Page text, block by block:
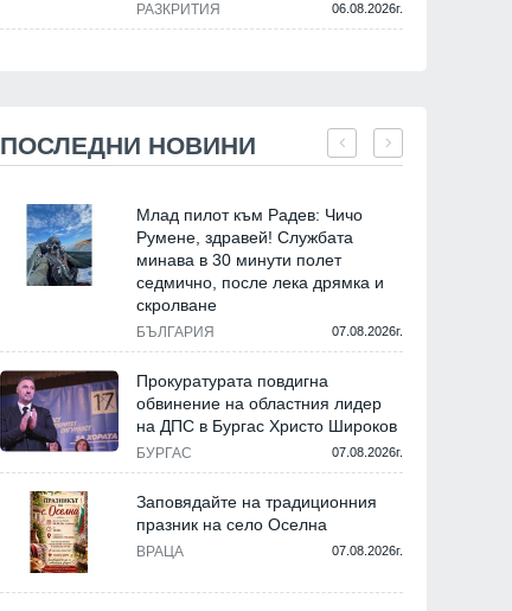
РАЗКРИТИЯ 06.08.2026г.
ПОСЛЕДНИ НОВИНИ
Млад пилот към Радев: Чичо
Румене, здравей! Службата
минава в 30 минути полет
седмично, после лека дрямка и
скролване
БЪЛГАРИЯ 07.08.2026г.
Прокуратурата повдигна
обвинение на областния лидер
на ДПС в Бургас Христо Широков
БУРГАС 07.08.2026г.
Заповядайте на традиционния
празник на село Оселна
ВРАЦА 07.08.2026г.